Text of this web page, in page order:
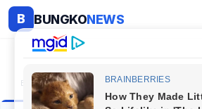
B BUNGKONEWS
Beranda #Kaget